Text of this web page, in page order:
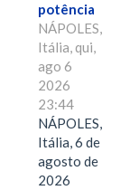
potência
NÁPOLES,
Itália, qui,
ago 6
2026
23:44
NÁPOLES,
Itália, 6 de
agosto de
2026